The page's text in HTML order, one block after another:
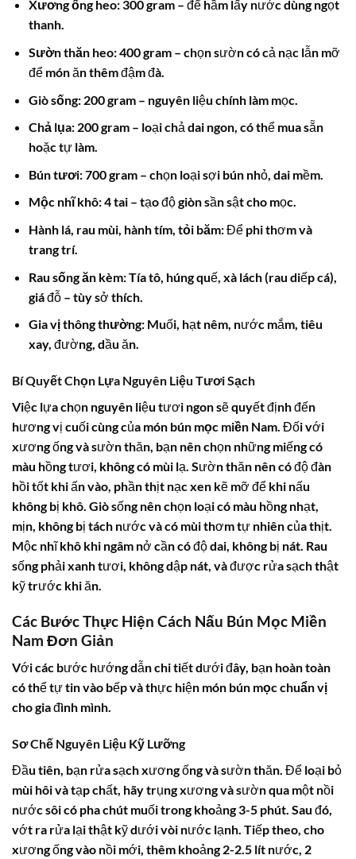
Xương ống heo:300 gram – để hầm lấy nước dùng ngọt
thanh.
Sườn thăn heo:400 gram – chọn sườn có cả nạc lẫn mỡ
để món ăn thêm đậm đà.
Giò sống:200 gram – nguyên liệu chính làm mọc.
Chả lụa:200 gram – loại chả dai ngon, có thể mua sẵn
hoặc tự làm.
Bún tươi:700 gram – chọn loại sợi bún nhỏ, dai mềm.
Mộc nhĩ khô:4 tai – tạo độ giòn sần sật cho mọc.
Hành lá, rau mùi, hành tím, tỏi băm:Để phi thơm và
trang trí.
Rau sống ăn kèm:Tía tô, húng quế, xà lách (rau diếp cá),
giá đỗ – tùy sở thích.
Gia vị thông thường:Muối, hạt nêm, nước mắm, tiêu
xay, đường, dầu ăn.
Bí Quyết Chọn Lựa Nguyên Liệu Tươi Sạch
Việc lựa chọn nguyên liệu tươi ngon sẽ quyết định đến
hương vị cuối cùng của món bún mọc miền Nam. Đối với
xương ống và sườn thăn, bạn nên chọn những miếng có
màu hồng tươi, không có mùi lạ. Sườn thăn nên có độ đàn
hồi tốt khi ấn vào, phần thịt nạc xen kẽ mỡ để khi nấu
không bị khô. Giò sống nên chọn loại có màu hồng nhạt,
mịn, không bị tách nước và có mùi thơm tự nhiên của thịt.
Mộc nhĩ khô khi ngâm nở cần có độ dai, không bị nát. Rau
sống phải xanh tươi, không dập nát, và được rửa sạch thật
kỹ trước khi ăn.
Các Bước Thực Hiện Cách Nấu Bún Mọc Miền
Nam Đơn Giản
Với các bước hướng dẫn chi tiết dưới đây, bạn hoàn toàn
có thể tự tin vào bếp và thực hiện món bún mọc chuẩn vị
cho gia đình mình.
Sơ Chế Nguyên Liệu Kỹ Lưỡng
Đầu tiên, bạn rửa sạch xương ống và sườn thăn. Để loại bỏ
mùi hôi và tạp chất, hãy trụng xương và sườn qua một nồi
nước sôi có pha chút muối trong khoảng 3-5 phút. Sau đó,
vớt ra rửa lại thật kỹ dưới vòi nước lạnh. Tiếp theo, cho
xương ống vào nồi mới, thêm khoảng 2-2.5 lít nước, 2